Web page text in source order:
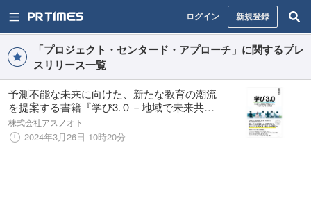
ログイン 新規登録
「プロジェクト・センタード・アプローチ」に関するプレ
スリリース一覧
予測不能な未来に向けた、新たな教育の潮流
を提案する書籍『学び3.０－地域で未来共創
人材を育てる「さとのば大学」の挑戦』4月10
日刊行
株式会社アスノオト
2024年3月26日 10時20分